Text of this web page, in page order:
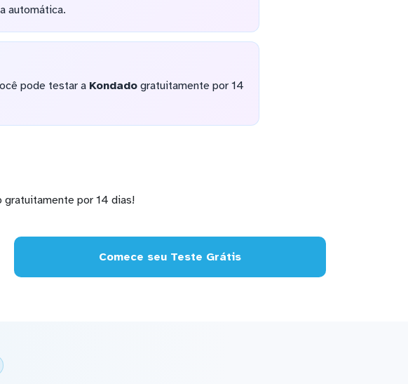
automática.
pode testar a Kondadogratuitamente por 14
gratuitamente por 14 dias!
Comece seu Teste Grátis